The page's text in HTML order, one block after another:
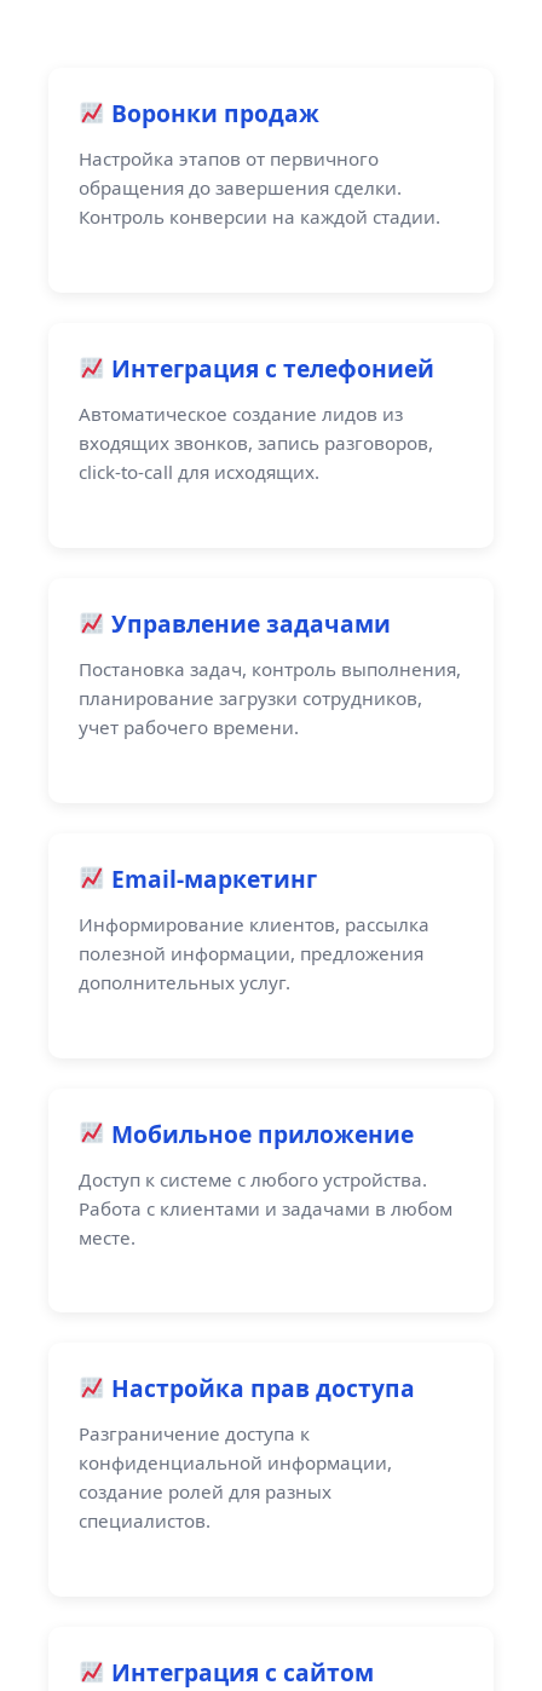
Воронки продаж
Настройка этапов от первичного
обращения до завершения сделки.
Контроль конверсии на каждой стадии.
Интеграция с телефонией
Автоматическое создание лидов из
входящих звонков, запись разговоров,
click-to-call для исходящих.
Управление задачами
Постановка задач, контроль выполнения,
планирование загрузки сотрудников,
учет рабочего времени.
Email-маркетинг
Информирование клиентов, рассылка
полезной информации, предложения
дополнительных услуг.
Мобильное приложение
Доступ к системе с любого устройства.
Работа с клиентами и задачами в любом
месте.
Настройка прав доступа
Разграничение доступа к
конфиденциальной информации,
создание ролей для разных
специалистов.
Интеграция с сайтом